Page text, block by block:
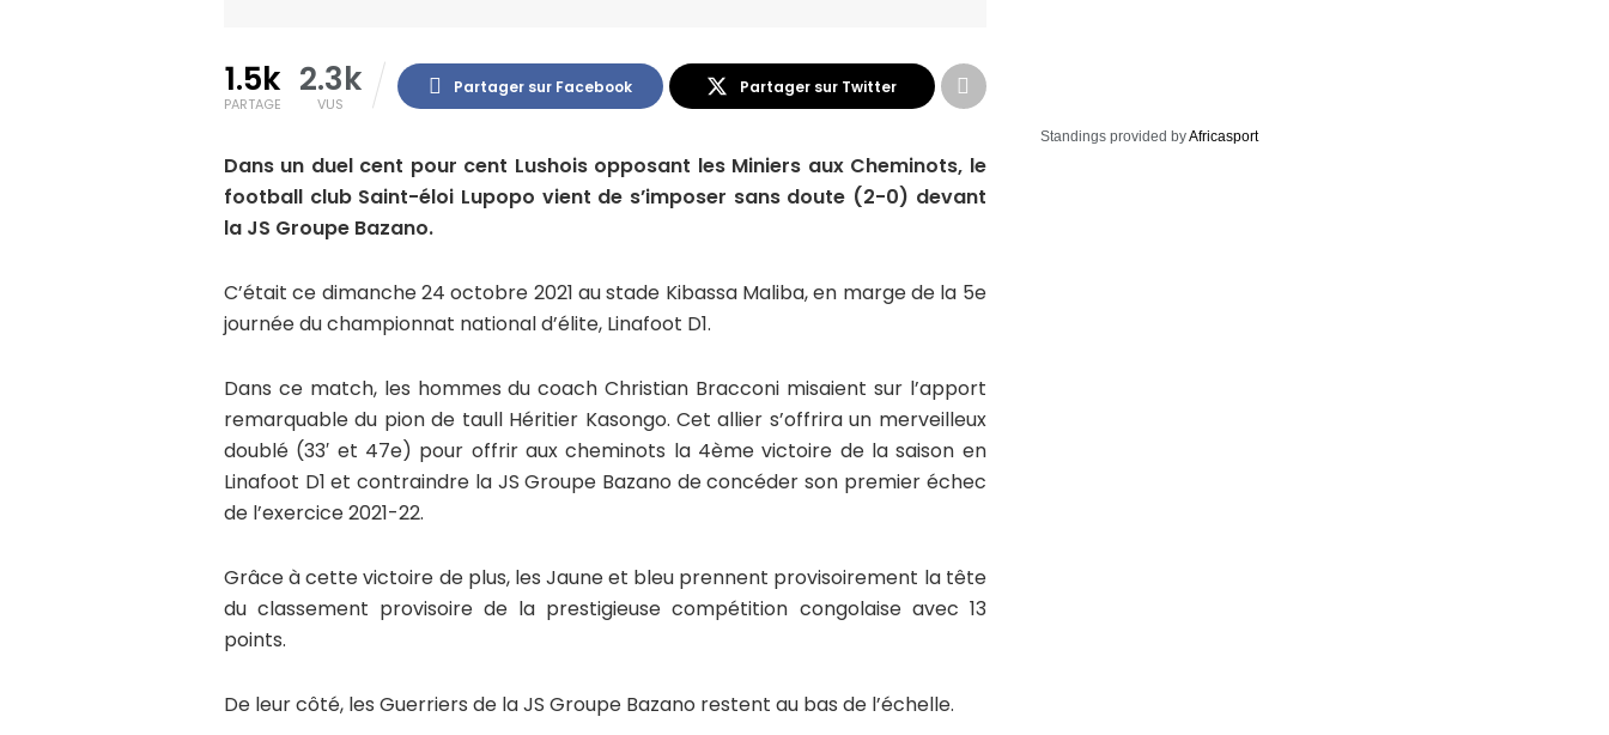
1.5k
PARTAGE
2.3k
VUS
Partager sur Facebook Partager sur Twitter
Dans un duel cent pour cent Lushois opposant les Miniers aux Cheminots, le
football club Saint-éloi Lupopo vient de s’imposer sans doute (2-0) devant
la JS Groupe Bazano.
C’était ce dimanche 24 octobre 2021 au stade Kibassa Maliba, en marge de la 5e
journée du championnat national d’élite, Linafoot D1.
Dans ce match, les hommes du coach Christian Bracconi misaient sur l’apport
remarquable du pion de taull Héritier Kasongo. Cet allier s’offrira un merveilleux
doublé (33′ et 47e) pour offrir aux cheminots la 4ème victoire de la saison en
Linafoot D1 et contraindre la JS Groupe Bazano de concéder son premier échec
de l’exercice 2021-22.
Grâce à cette victoire de plus, les Jaune et bleu prennent provisoirement la tête
du classement provisoire de la prestigieuse compétition congolaise avec 13
points.
De leur côté, les Guerriers de la JS Groupe Bazano restent au bas de l’échelle.
Standings provided byAfricasport